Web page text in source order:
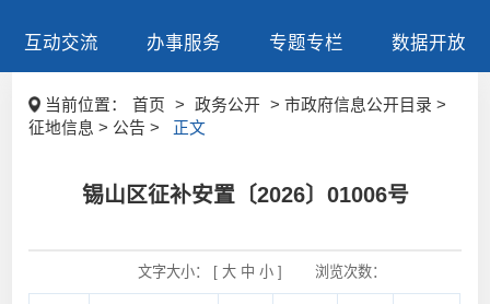
互动交流 办事服务 专题专栏 数据开放
当前位置： 首页 > 政务公开
> 市政府信息公开目录 >
征地信息 > 公告 >
正文
锡山区征补安置〔2026〕01006号
文字大小： [ 大 中 小] 浏览次数：